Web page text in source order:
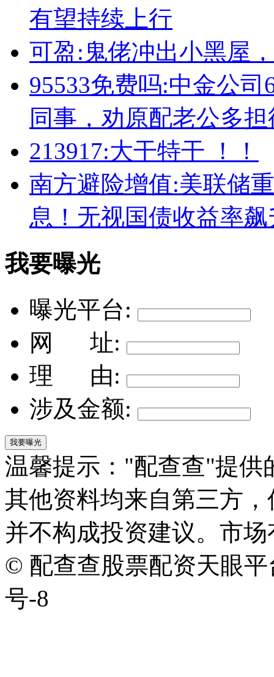
有望持续上行
可盈:鬼佬冲出小黑屋
95533免费吗:中金公
同事，劝原配老公多
213917:大干特干 ！！
南方避险增值:美联储
息！无视国债收益率
我要曝光
曝光平台:
网 址:
理 由:
涉及金额:
我要曝光
温馨提示："配查查"提供
其他资料均来自第三方
并不构成投资建议。市
© 配查查股票配资天眼平
号-8